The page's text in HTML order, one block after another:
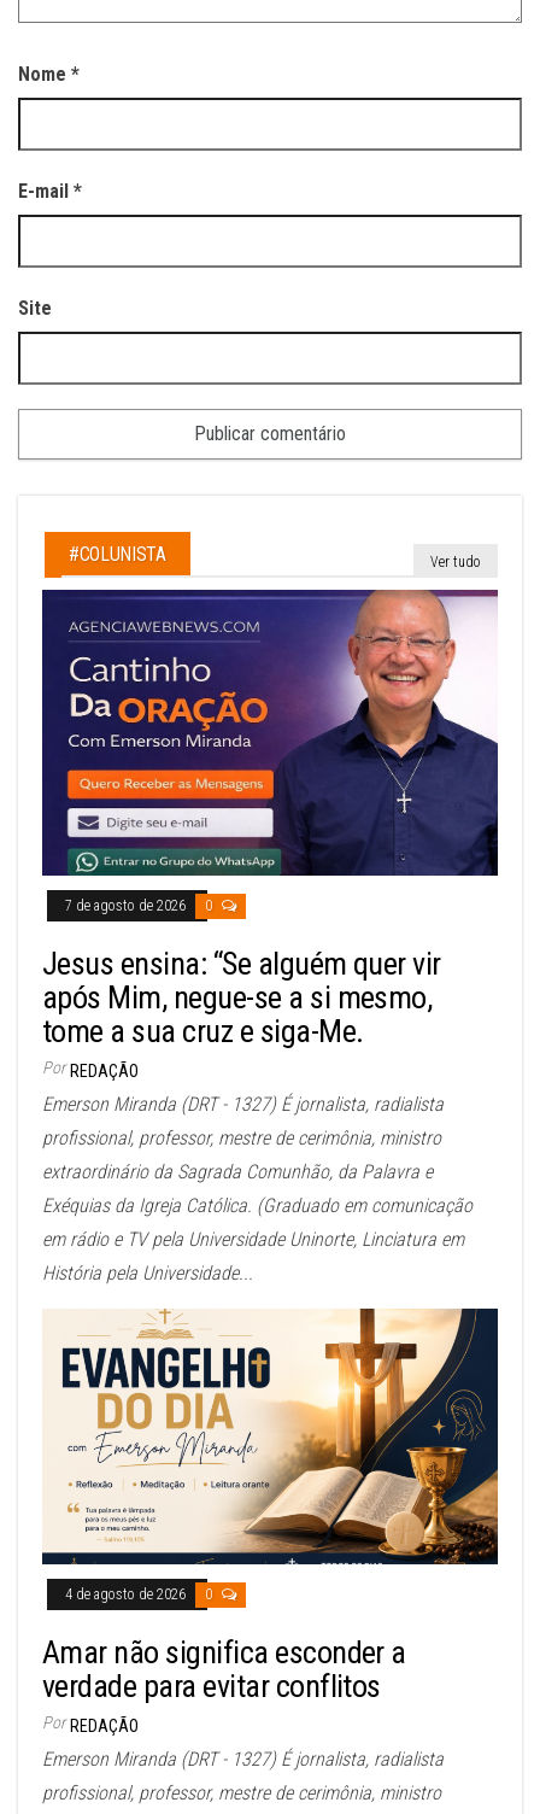
Nome *
E-mail *
Site
#COLUNISTA Ver tudo
7 de agosto de 2026 0
Jesus ensina: “Se alguém quer vir
após Mim, negue-se a si mesmo,
tome a sua cruz e siga-Me.
Por REDAÇÃO
Emerson Miranda (DRT - 1327) É jornalista, radialista
profissional, professor, mestre de cerimônia, ministro
extraordinário da Sagrada Comunhão, da Palavra e
Exéquias da Igreja Católica. (Graduado em comunicação
em rádio e TV pela Universidade Uninorte, Linciatura em
História pela Universidade...
4 de agosto de 2026 0
Amar não significa esconder a
verdade para evitar conflitos
Por REDAÇÃO
Emerson Miranda (DRT - 1327) É jornalista, radialista
profissional, professor, mestre de cerimônia, ministro